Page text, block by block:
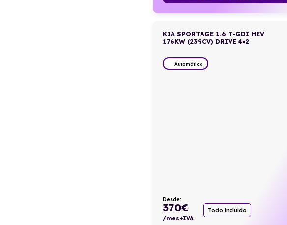
KIA SPORTAGE 1.6 T-GDI HEV
176KW (239CV) DRIVE 4×2
Automático
Desde:
370€
/mes+IVA
Todo incluido